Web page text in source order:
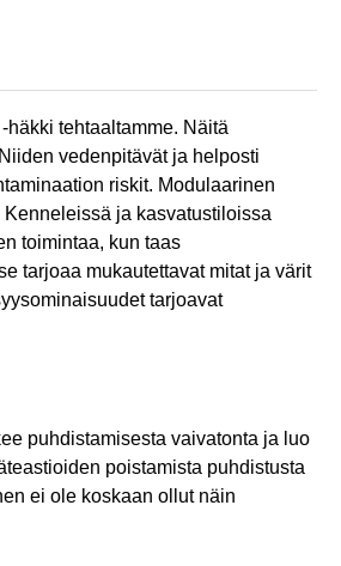
ελληνικά
український
فارسی
नेपाली
Burmese
tehtaaltamme. Näitä
vedenpitävät ja helposti
riskit. Modulaarinen
ja kasvatustiloissa
toimintaa, kun taas
tarjoaa mukautettavat mitat ja värit
tarjoavat
puhdistamisesta vaivatonta ja luo
poistamista puhdistusta
ei ole koskaan ollut näin